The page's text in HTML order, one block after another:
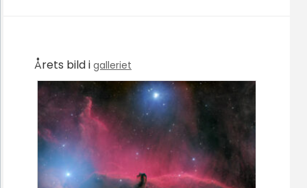
Årets bild i galleriet